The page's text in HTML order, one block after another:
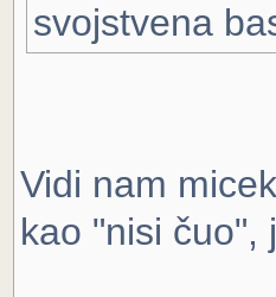
svojstvena
Vidi nam
kao "nisi čuo",